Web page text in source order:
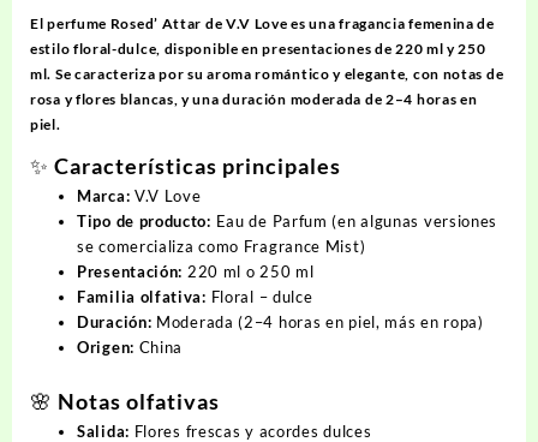
El perfume Rosed’ Attar de V.V Love es una fragancia femenina de
estilo floral-dulce, disponible en presentaciones de 220 ml y 250
ml. Se caracteriza por su aroma romántico y elegante, con notas de
rosa y flores blancas, y una duración moderada de 2–4 horas en
piel.
✨ Características principales
Marca: V.V Love
Tipo de producto: Eau de Parfum (en algunas versiones
se comercializa como Fragrance Mist)
Presentación: 220 ml o 250 ml
Familia olfativa: Floral – dulce
Duración: Moderada (2–4 horas en piel, más en ropa)
Origen: China
🌸 Notas olfativas
Salida: Flores frescas y acordes dulces